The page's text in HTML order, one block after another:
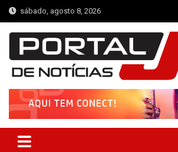
Skip
to
content
sábado, agosto 8, 2026
Portal de Notícias JB
Notícias de Simplício Mendes e Região